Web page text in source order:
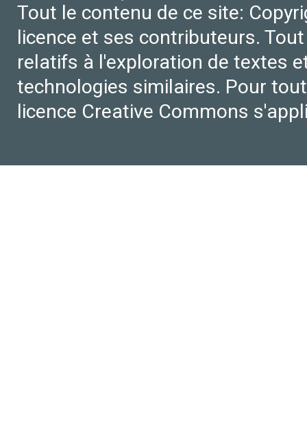
Tout le contenu de ce site:
licence et ses contributeurs.
relatifs à l'exploration de textes
technologies similaires. Pour
licence Creative Commons